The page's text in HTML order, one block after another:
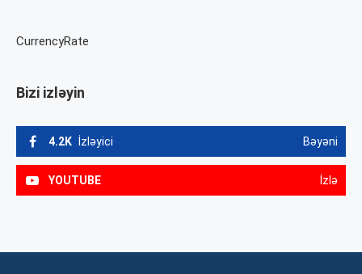
CurrencyRate
Bizi izləyin
4.2K İzləyici Bəyəni
YOUTUBE İzlə